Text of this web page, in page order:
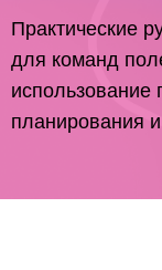
Практические
для команд
использование
планирования